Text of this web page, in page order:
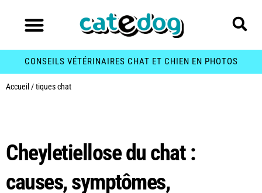
CONSEILS VÉTÉRINAIRES CHAT ET CHIEN EN PHOTOS
Accueil /tiques chat
Cheyletiellose du chat :
causes, symptômes,